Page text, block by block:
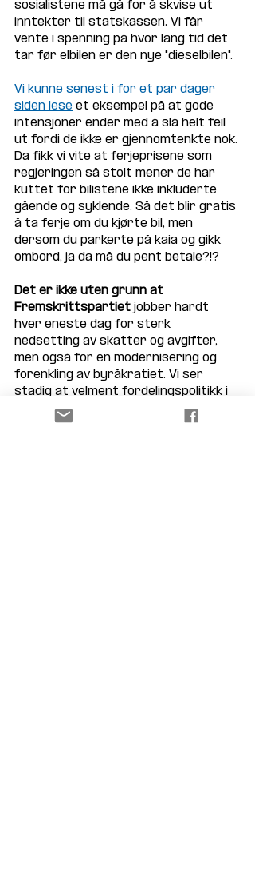
sosialistene må gå for å skvise ut
inntekter til statskassen. Vi får
vente i spenning på hvor lang tid det
tar før elbilen er den nye "dieselbilen".
Vi kunne senest i for et par dager
siden lese et eksempel på at gode
intensjoner ender med å slå helt feil
ut fordi de ikke er gjennomtenkte nok.
Da fikk vi vite at ferjeprisene som
regjeringen så stolt mener de har
kuttet for bilistene ikke inkluderte
gående og syklende. Så det blir gratis
å ta ferje om du kjørte bil, men
dersom du parkerte på kaia og gikk
ombord, ja da må du pent betale?!?
Det er ikke uten grunn at
Fremskrittspartiet jobber hardt
hver eneste dag for sterk
nedsetting av skatter og avgifter,
men også for en modernisering og
forenkling av byråkratiet. Vi ser
stadig at velment fordelingspolitikk i
de fleste tilfeller ender opp med at
"vanlig folk" sitter igjen med regningen